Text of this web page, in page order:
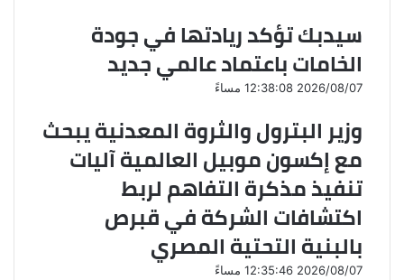
سيدبك تؤكد ريادتها في جودة
الخامات باعتماد عالمي جديد
2026/08/07 12:38:08 مساءً
وزير البترول والثروة المعدنية يبحث
مع إكسون موبيل العالمية آليات
تنفيذ مذكرة التفاهم لربط
اكتشافات الشركة في قبرص
بالبنية التحتية المصري
2026/08/07 12:35:46 مساءً